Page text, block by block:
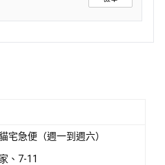
宅急便（週一到週六）
、7-11